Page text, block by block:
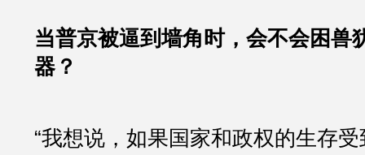
当普京被逼到墙角时，会不会困兽
器？
“我想说，如果国家和政权的生存